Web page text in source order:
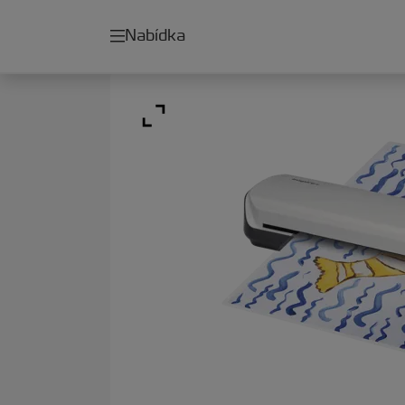
Nabídka